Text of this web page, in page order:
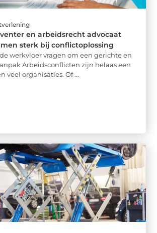
en arbeidsrecht advocaat
sterk bij conflictoplossing
werkvloer vragen om een gerichte en
Arbeidsconflicten zijn helaas een
veel organisaties. Of ...